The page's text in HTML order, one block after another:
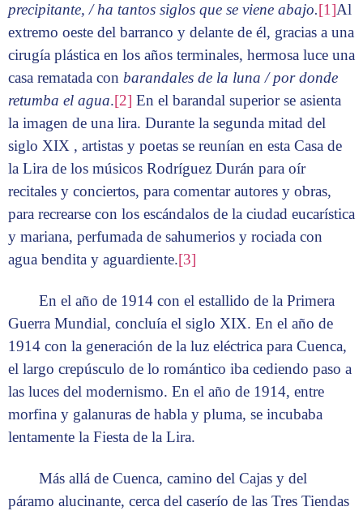
precipitante, / ha tantos siglos que se viene abajo.[1]Al
extremo oeste del barranco y delante de él, gracias a una
cirugía plástica en los años terminales, hermosa luce una
casa rematada con barandales de la luna / por donde
retumba el agua.[2] En el barandal superior se asienta
la imagen de una lira. Durante la segunda mitad del
siglo XIX , artistas y poetas se reunían en esta Casa de
la Lira de los músicos Rodríguez Durán para oír
recitales y conciertos, para comentar autores y obras,
para recrearse con los escándalos de la ciudad eucarística
y mariana, perfumada de sahumerios y rociada con
agua bendita y aguardiente.[3]
En el año de 1914 con el estallido de la Primera
Guerra Mundial, concluía el siglo XIX. En el año de
1914 con la generación de la luz eléctrica para Cuenca,
el largo crepúsculo de lo romántico iba cediendo paso a
las luces del modernismo. En el año de 1914, entre
morfina y galanuras de habla y pluma, se incubaba
lentamente la Fiesta de la Lira.
Más allá de Cuenca, camino del Cajas y del
páramo alucinante, cerca del caserío de las Tres Tiendas